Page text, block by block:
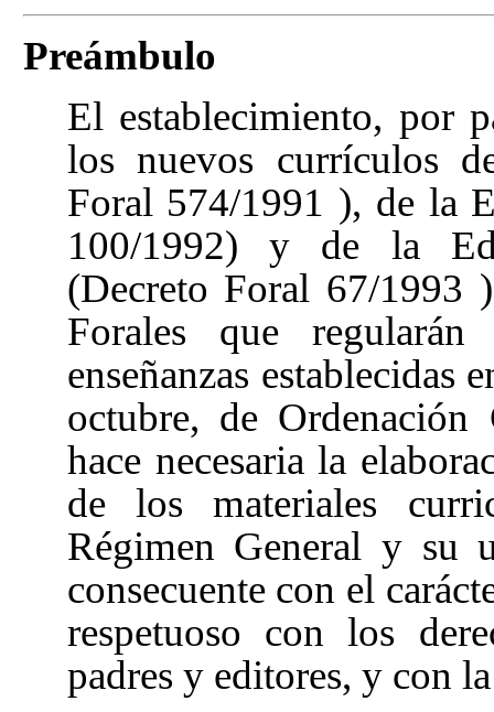
Preámbulo
El establecimiento, por
los nuevos currículos
Foral 574/1991 ), de la
100/1992) y de la
(Decreto Foral 67/1993
Forales que
enseñanzas establecidas
octubre, de
hace necesaria la
de los materiales
Régimen General y su
consecuente con el
respetuoso con los
padres y editores, y con